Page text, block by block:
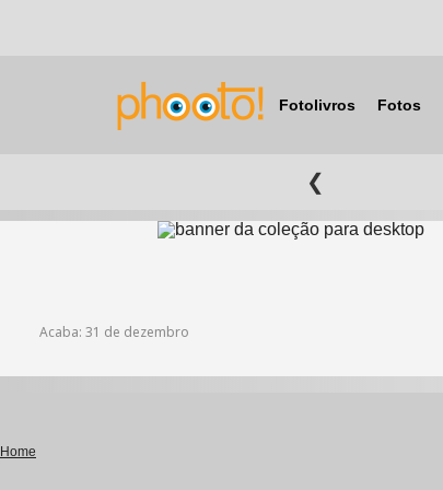
Fotolivros Fotos
❮
Acaba: 31 de dezembro
Home